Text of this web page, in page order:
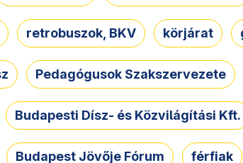
retrobuszok, BKV körjárat
Pedagógusok Szakszervezete
Budapesti Dísz- és Közvilágítási Kft.
Budapest Jövője Fórum férfiak